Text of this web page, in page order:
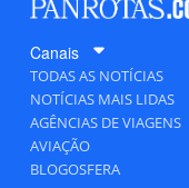
Canais
TODAS AS NOTÍCIAS
NOTÍCIAS MAIS LIDAS
AGÊNCIAS DE VIAGENS
AVIAÇÃO
BLOGOSFERA